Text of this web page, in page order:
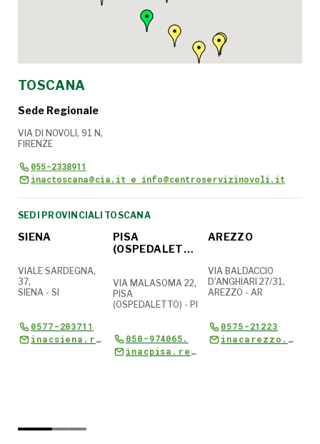
TOSCANA
Sede Regionale
VIA DI NOVOLI, 91 N,
FIRENZE
055-2338911
inactoscana@cia.it e info@centroservizinovoli.it
SEDI PROVINCIALI TOSCANA
SIENA
VIALE SARDEGNA,
37,
SIENA - SI
0577-203711
inacsiena.responsabile@cia.it
PISA
(OSPEDALETTO)
VIA MALASOMA 22,
PISA
(OSPEDALETTO) - PI
050-974065.
inacpisa.responsabile@cia.it
AREZZO
VIA BALDACCIO
D'ANGHIARI 27/31,
AREZZO - AR
0575-21223
inacarezzo.responsabile@cia.it